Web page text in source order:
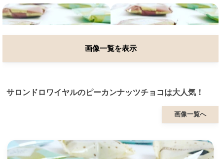
画像一覧を表示
サロンドロワイヤルのピーカンナッツチョコは大人気！
画像一覧へ